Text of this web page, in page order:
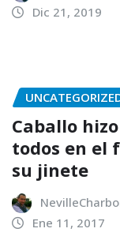
Dic 21, 2019
Caballo
todos en el
su jinete
Ene 11, 2017